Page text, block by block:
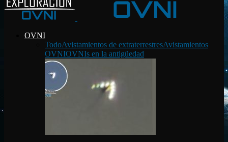
OVNI
TodoAvistamientos de extraterrestresAvistamientos
OVNIOVNIs en la antigüedad